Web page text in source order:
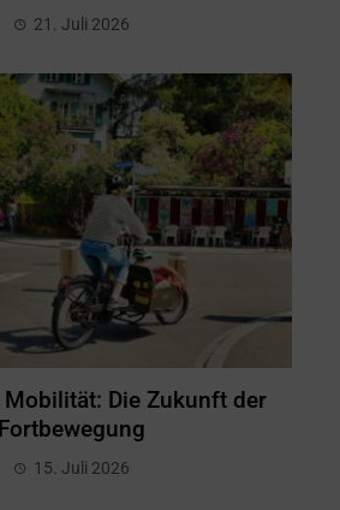
21. Juli 2026
Die Zukunft der
Fortbewegung
15. Juli 2026